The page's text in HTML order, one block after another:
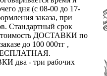
дня (с 08-00 до 17-
заказа, при
Стандартный срок
ДОСТАВКИ по
до 100 000тг ,
БЕСПЛАТНАЯ.
два - три рабочих